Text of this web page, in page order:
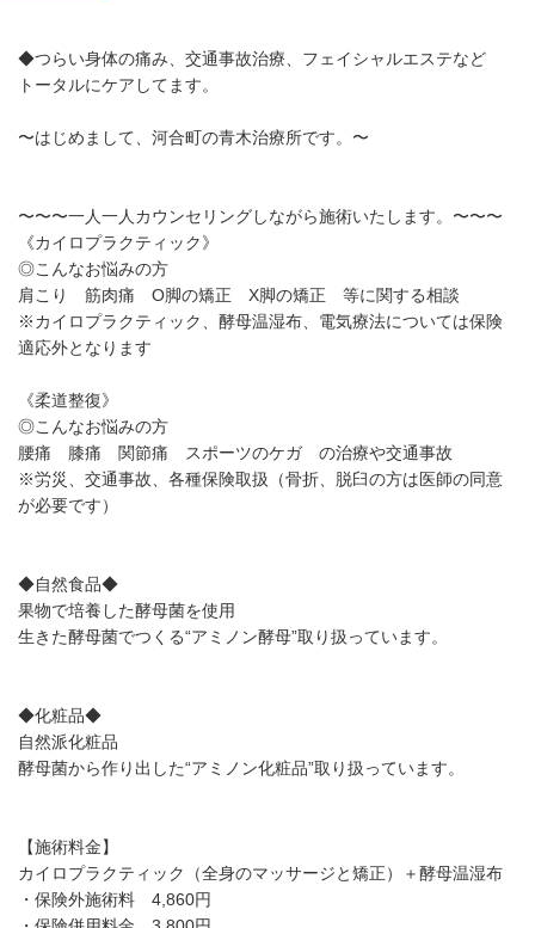
◆つらい身体の痛み、交通事故治療、フェイシャルエステなど
トータルにケアしてます。
〜はじめまして、河合町の青木治療所です。〜
〜〜〜一人一人カウンセリングしながら施術いたします。〜〜〜
《カイロプラクティック》
◎こんなお悩みの方
肩こり 筋肉痛 O脚の矯正 X脚の矯正 等に関する相談
※カイロプラクティック、酵母温湿布、電気療法については保険
適応外となります
《柔道整復》
◎こんなお悩みの方
腰痛 膝痛 関節痛 スポーツのケガ の治療や交通事故
※労災、交通事故、各種保険取扱（骨折、脱臼の方は医師の同意
が必要です）
◆自然食品◆
果物で培養した酵母菌を使用
生きた酵母菌でつくる“アミノン酵母”取り扱っています。
◆化粧品◆
自然派化粧品
酵母菌から作り出した“アミノン化粧品”取り扱っています。
【施術料金】
カイロプラクティック（全身のマッサージと矯正）＋酵母温湿布
・保険外施術料 4,860円